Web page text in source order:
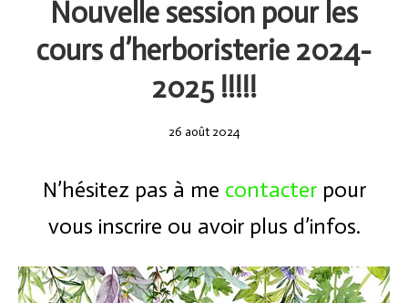
Nouvelle session pour les
cours d’herboristerie 2024-
2025 !!!!!
26 août 2024
N’hésitez pas à me contacterpour
vous inscrire ou avoir plus d’infos.